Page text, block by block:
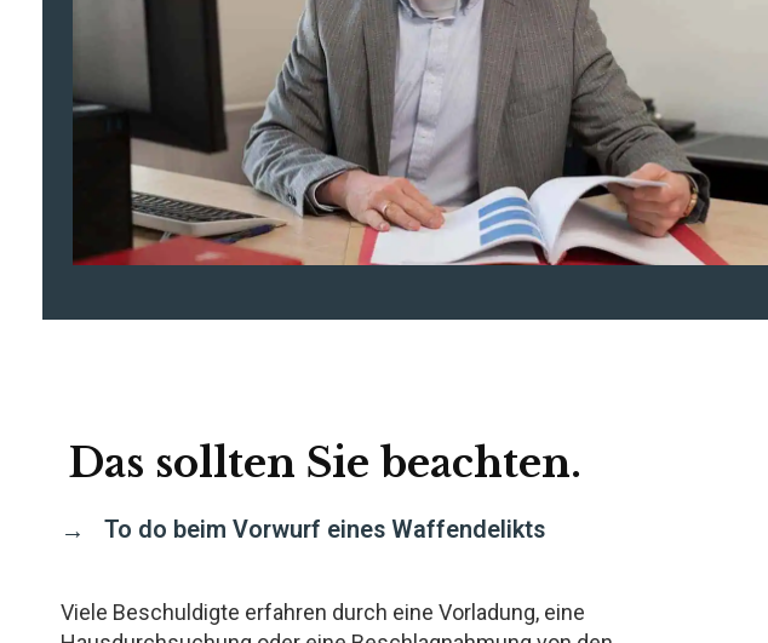
Das sollten Sie beachten.
To do beim Vorwurf eines Waffendelikts
Viele Beschuldigte erfahren durch eine Vorladung, eine